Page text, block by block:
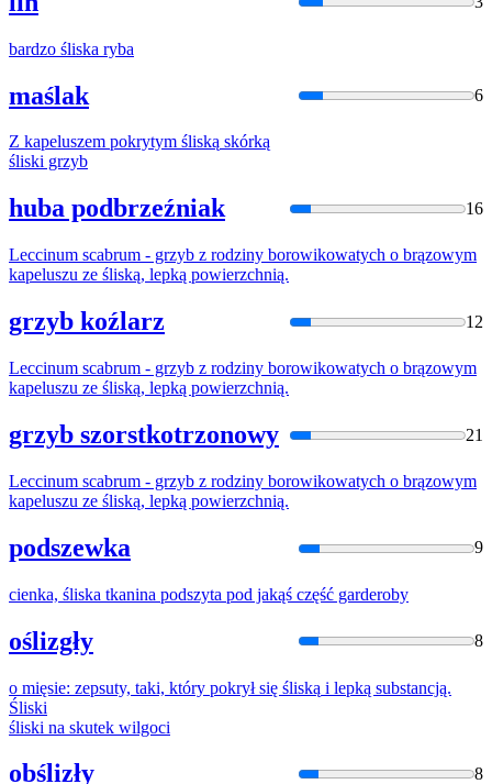
bardzo śliska ryba
maślak 6
Z kapeluszem pokrytym śliską skórką
śliski grzyb
huba podbrzeźniak 16
Leccinum scabrum - grzyb z rodziny borowikowatych o brązowym
kapeluszu ze śliską, lepką powierzchnią.
grzyb koźlarz 12
Leccinum scabrum - grzyb z rodziny borowikowatych o brązowym
kapeluszu ze śliską, lepką powierzchnią.
grzyb szorstkotrzonowy 21
Leccinum scabrum - grzyb z rodziny borowikowatych o brązowym
kapeluszu ze śliską, lepką powierzchnią.
podszewka 9
cienka, śliska tkanina podszyta pod jakąś część garderoby
oślizgły 8
o mięsie: zepsuty, taki, który pokrył się śliską i lepką substancją.
Śliski
śliski na skutek wilgoci
obślizły 8